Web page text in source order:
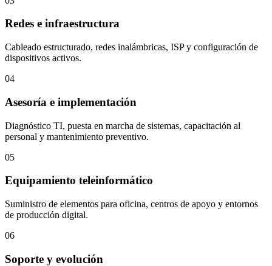
Redes e infraestructura
Cableado estructurado, redes inalámbricas, ISP y configuración de
dispositivos activos.
04
Asesoría e implementación
Diagnóstico TI, puesta en marcha de sistemas, capacitación al
personal y mantenimiento preventivo.
05
Equipamiento teleinformático
Suministro de elementos para oficina, centros de apoyo y entornos
de producción digital.
06
Soporte y evolución